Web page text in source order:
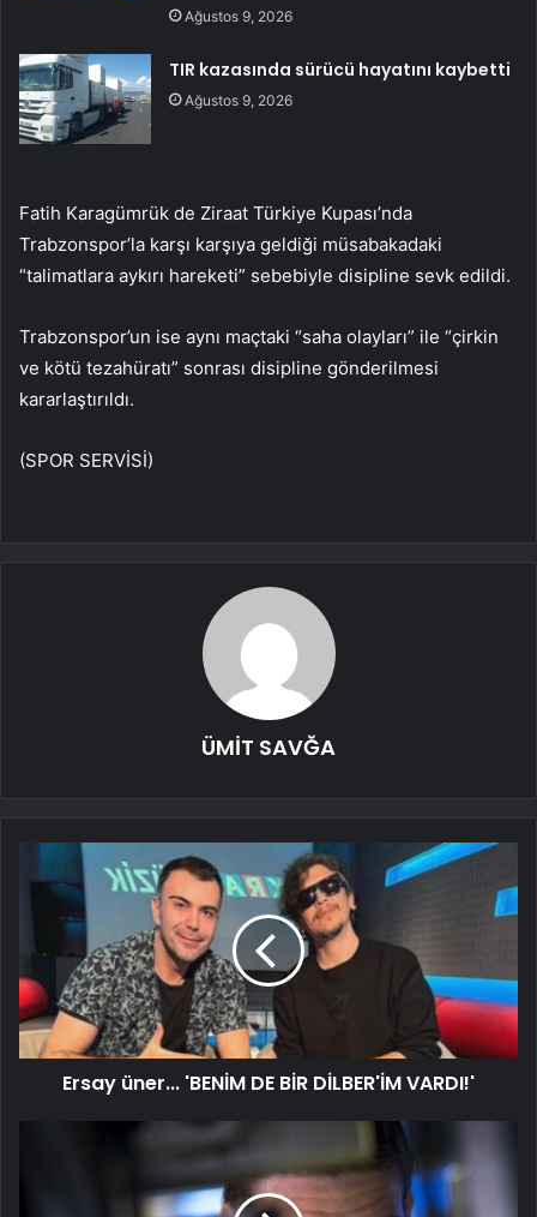
Ağustos 9, 2026
TIR kazasında sürücü hayatını kaybetti
Ağustos 9, 2026
Fatih Karagümrük de Ziraat Türkiye Kupası’nda
Trabzonspor’la karşı karşıya geldiği müsabakadaki
“talimatlara aykırı hareketi” sebebiyle disipline sevk edildi.
Trabzonspor’un ise aynı maçtaki “saha olayları” ile “çirkin
ve kötü tezahüratı” sonrası disipline gönderilmesi
kararlaştırıldı.
(SPOR SERVİSİ)
ÜMİT SAVĞA
Ersay üner... 'BENİM DE BİR DİLBER'İM VARDI!'